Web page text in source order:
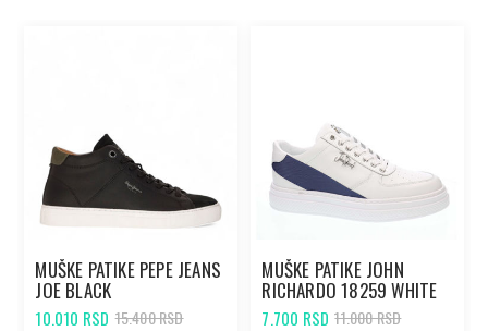
MUŠKE PATIKE PEPE JEANS
JOE BLACK
10.010 RSD 15.400 RSD
MUŠKE PATIKE JOHN
RICHARDO 18259 WHITE
7.700 RSD 11.000 RSD